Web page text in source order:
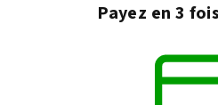
Payez en 3